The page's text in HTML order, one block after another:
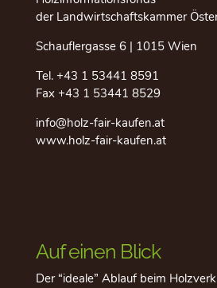
der Landwirtschaftskammer
Schauflergasse 6 | 1015 Wien
Tel. +43 1 53441 8591
Fax +43 1 53441 8529
info@holz-fair-kaufen.at
www.holz-fair-kaufen.at
Auf einen Blick
Der “ideale” Ablauf beim